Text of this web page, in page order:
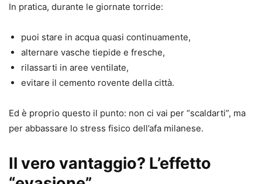
In pratica, durante le giornate torride:
puoi stare in acqua quasi continuamente,
alternare vasche tiepide e fresche,
rilassarti in aree ventilate,
evitare il cemento rovente della città.
Ed è proprio questo il punto: non ci vai per “scaldarti”, ma
per abbassare lo stress fisico dell’afa milanese.
Il vero vantaggio? L’effetto